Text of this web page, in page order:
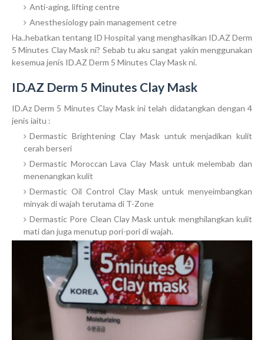
Anti-aging, lifting centre
Anesthesiology pain management cetre
Ha..hebatkan tentang ID Hospital yang menghasilkan ID.AZ Derm
5 Minutes Clay Mask ni? Sebab tu aku sangat yakin menggunakan
kesemua jenis ID.AZ Derm 5 Minutes Clay Mask ni.
ID.AZ Derm 5 Minutes Clay Mask
ID.Az Derm 5 Minutes Clay Mask ini telah didatangkan dengan 4
jenis iaitu :
Dermastic Brightening Clay Mask untuk menjadikan kulit
cerah berseri
Dermastic Moroccan Lava Clay Mask untuk melembab dan
menenangkan kulit
Dermastic Oil Control Clay Mask untuk menyeimbangkan
minyak di wajah terutama di T-Zone
Dermastic Pore Clean Clay Mask untuk menghilangkan kulit
mati dan juga menutup pori-pori di wajah.